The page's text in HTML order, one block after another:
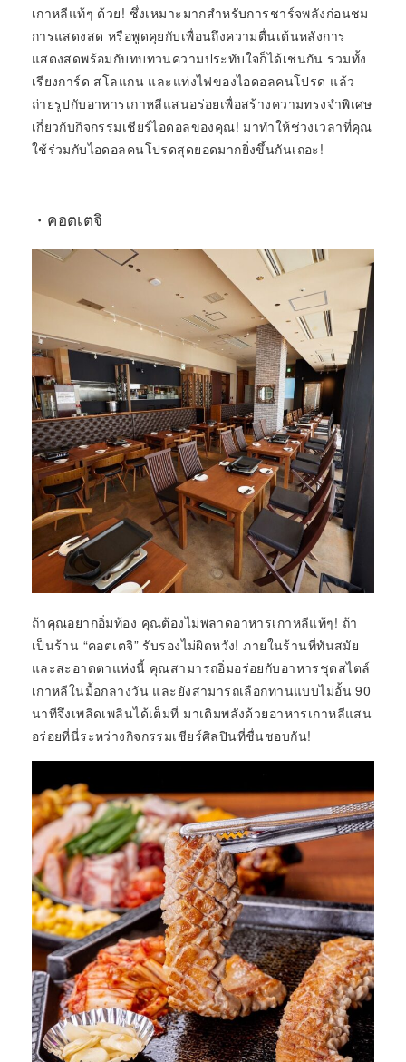
เกาหลีแท้ๆ ด้วย! ซึ่งเหมาะมากสำหรับการชาร์จพลังก่อนชม
การแสดงสด หรือพูดคุยกับเพื่อนถึงความตื่นเต้นหลังการ
แสดงสดพร้อมกับทบทวนความประทับใจก็ได้เช่นกัน รวมทั้ง
เรียงการ์ด สโลแกน และแท่งไฟของไอดอลคนโปรด แล้ว
ถ่ายรูปกับอาหารเกาหลีแสนอร่อยเพื่อสร้างความทรงจำพิเศษ
เกี่ยวกับกิจกรรมเชียร์ไอดอลของคุณ! มาทำให้ช่วงเวลาที่คุณ
ใช้ร่วมกับไอดอลคนโปรดสุดยอดมากยิ่งขึ้นกันเถอะ!
・คอตเตจิ
ถ้าคุณอยากอิ่มท้อง คุณต้องไม่พลาดอาหารเกาหลีแท้ๆ! ถ้า
เป็นร้าน “คอตเตจิ” รับรองไม่ผิดหวัง! ภายในร้านที่ทันสมัย
และสะอาดตาแห่งนี้ คุณสามารถอิ่มอร่อยกับอาหารชุดสไตล์
เกาหลีในมื้อกลางวัน และยังสามารถเลือกทานแบบไม่อั้น 90
นาทีจึงเพลิดเพลินได้เต็มที่ มาเติมพลังด้วยอาหารเกาหลีแสน
อร่อยที่นี่ระหว่างกิจกรรมเชียร์ศิลปินที่ชื่นชอบกัน!